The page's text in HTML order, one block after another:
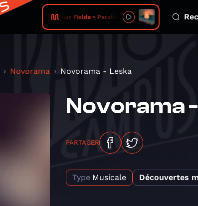
Solar Fields • Parallel Universe
Novorama Novorama - Leska
Novorama
PARTAGER
Type Musicale Découvertes